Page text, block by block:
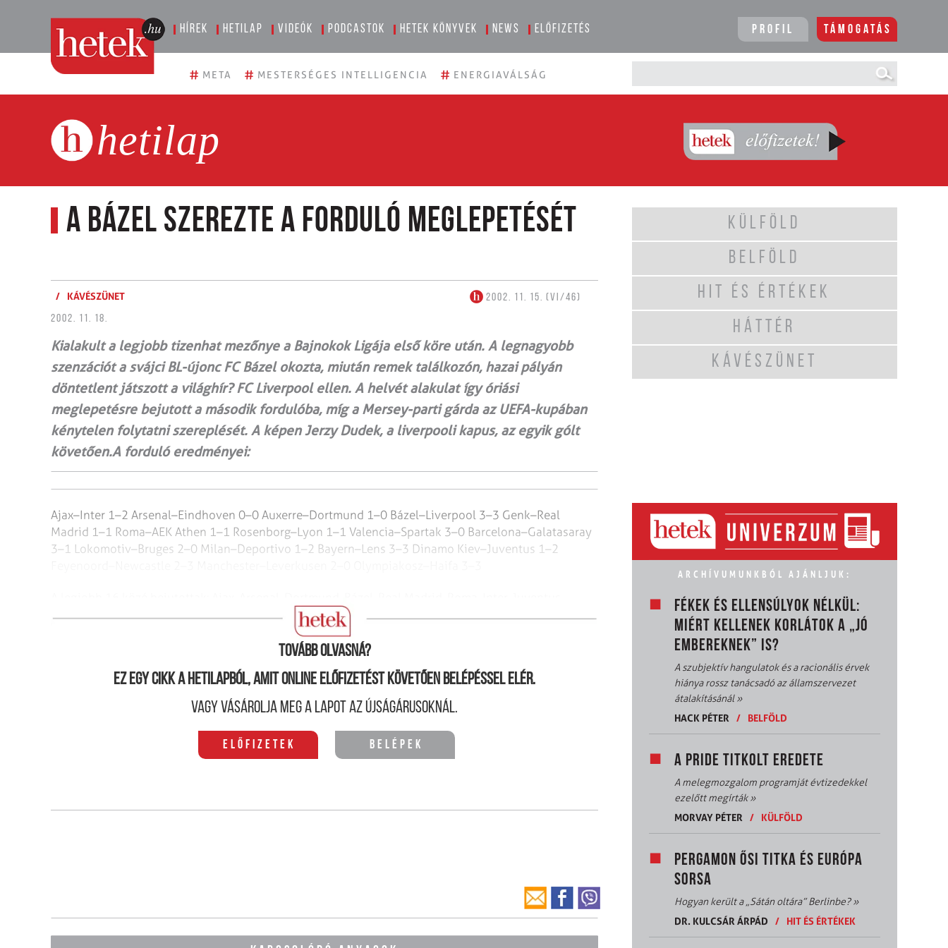
Hírek Hetilap Videók Podcastok Hetek könyvek News Előfizetés Profil Támogatás
# META # MESTERSÉGES INTELLIGENCIA # ENERGIAVÁLSÁG
hetilap
A Bázel szerezte a forduló meglepetését
/ KÁVÉSZÜNET
2002. 11. 15. (VI/46)
2002. 11. 18.
Kialakult a legjobb tizenhat mezőnye a Bajnokok Ligája első köre után. A legnagyobb
szenzációt a svájci BL-újonc FC Bázel okozta, miután remek találkozón, hazai pályán
döntetlent játszott a világhír? FC Liverpool ellen. A helvét alakulat így óriási
meglepetésre bejutott a második fordulóba, míg a Mersey-parti gárda az UEFA-kupában
kénytelen folytatni szereplését. A képen Jerzy Dudek, a liverpooli kapus, az egyik gólt
követően.A forduló eredményei:
Ajax–Inter 1–2 Arsenal–Eindhoven 0–0 Auxerre–Dortmund 1–0 Bázel–Liverpool 3–3 Genk–Real
Madrid 1–1 Roma–AEK Athen 1–1 Rosenborg–Lyon 1–1 Valencia–Spartak 3–0 Barcelona–Galatasaray
3–1 Lokomotiv–Bruges 2–0 Milan–Deportivo 1–2 Bayern–Lens 3–3 Dinamo Kiev–Juventus 1–2
Club Brugge, Deportivo, Leverkusen, Dynamo Kiev
Tovább olvasná?
Ez egy cikk a hetilapból, amit online előfizetést követően belépéssel elér.
Vagy vásárolja meg a lapot az újságárusoknál.
Előfizetek Belépek
KÜLFÖLD
BELFÖLD
HIT ÉS ÉRTÉKEK
HÁTTÉR
KÁVÉSZÜNET
ARCHÍVUMUNKBÓL AJÁNLJUK:
FÉKEK ÉS ELLENSÚLYOK NÉLKÜL:
MIÉRT KELLENEK KORLÁTOK A „JÓ
EMBEREKNEK” IS?
A szubjektív hangulatok és a racionális érvek
hiánya rossz tanácsadó az államszervezet
átalakításánál»
HACK PÉTER
/ BELFÖLD
A PRIDE TITKOLT EREDETE
A melegmozgalom programját évtizedekkel
ezelőtt megírták»
MORVAY PÉTER
/ KÜLFÖLD
PERGAMON ŐSI TITKA ÉS EURÓPA
SORSA
Hogyan került a „Sátán oltára” Berlinbe?»
DR. KULCSÁR ÁRPÁD
/ HIT ÉS ÉRTÉKEK